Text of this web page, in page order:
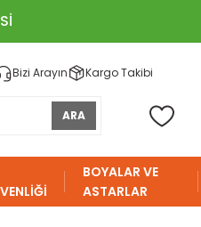
Bizi Arayın Kargo Takibi
ARA
BOYALAR VE
ASTARLAR